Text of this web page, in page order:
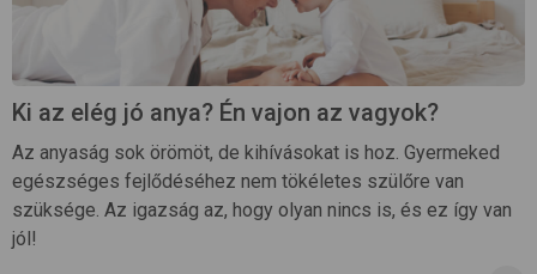
Ki az elég jó anya? Én vajon az vagyok?
Az anyaság sok örömöt, de kihívásokat is hoz. Gyermeked
egészséges fejlődéséhez nem tökéletes szülőre van
szüksége. Az igazság az, hogy olyan nincs is, és ez így van
jól!